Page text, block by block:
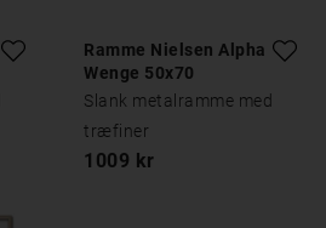
Ramme Nielsen Alpha
Wenge 50x70
Slank metalramme med
træfiner
1009 kr